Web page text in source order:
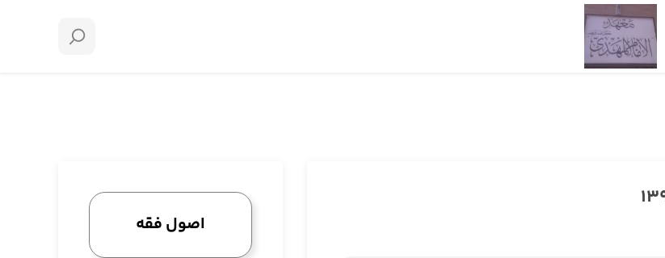
اصول فقه